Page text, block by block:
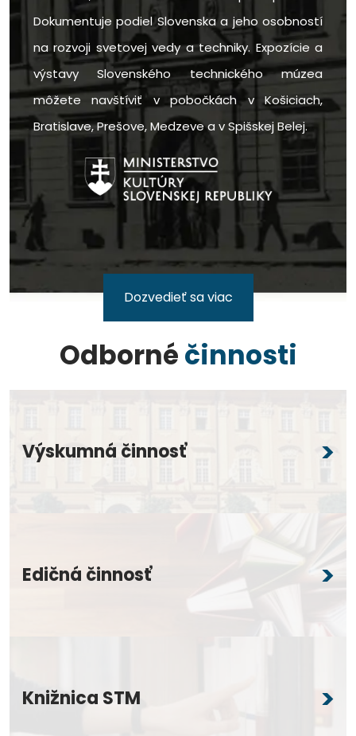
Dokumentuje podiel Slovenska a jeho osobností
na rozvoji svetovej vedy a techniky. Expozície a
výstavy Slovenského technického múzea
môžete navštíviť v pobočkách v Košiciach,
Bratislave, Prešove, Medzeve a v Spišskej Belej.
Dozvedieť sa viac
Odbornéčinnosti
Výskumná činnosť
Edičná činnosť
Knižnica STM